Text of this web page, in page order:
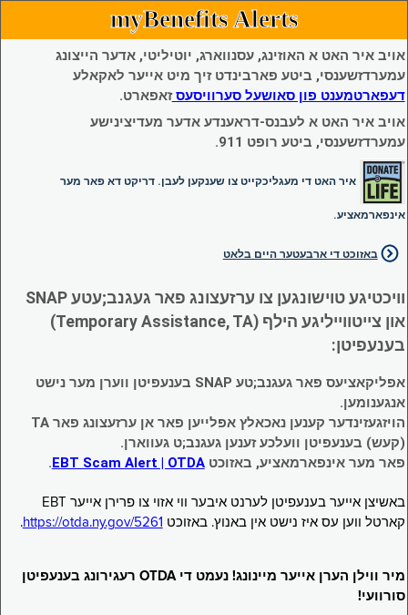
myBenefits Alerts
אויב איר האט א האוזינג, עסנווארג, יוטיליטי, אדער הייצונג
עמערדזשענסי, ביטע פארבינדט זיך מיט אייער לאקאלע
דעפארטמענט פון סאושעל סערוויסעסזאפארט.
אויב איר האט א לעבנס-דראענדע אדער מעדיצינישע
עמערדזשענסי, ביטע רופט 911.
איר האט די מעגליכקייט צו שענקען לעבן. דריקט דא פאר מער
אינפארמאציע.
באזוכט די ארבעטער היים בלאט
וויכטיגע טוישונגען צו ערזעצונג פאר געגנב;עטע SNAP
און צייטווייליגע הילף (Temporary Assistance, TA)
בענעפיטן:
אפליקאציעס פאר געגנב;טע SNAP בענעפיטן ווערן מער נישט
אנגענומען.
הויזגעזינדער קענען נאכאלץ אפּלייען פאר אן ערזעצונג פאר TA
(קעש) בענעפיטן וועלכע זענען געגנב;ט געווארן.
פאר מער אינפארמאציע, באזוכטEBT Scam Alert | OTDA
.
באשיצן אייער בענעפיטן לערנט איבער ווי אזוי צו פרירן אייער EBT
קארטל ווען עס איז נישט אין באנוץ. באזוכט https://otda.ny.gov/5261
.
מיר ווילן הערן אייער מיינונג! נעמט די OTDA רעגירונג בענעפיטן
סורוועי!